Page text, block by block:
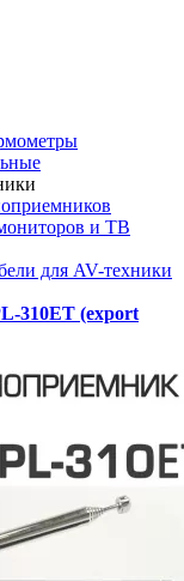
и ТВ
для AV-техники
310ET (export